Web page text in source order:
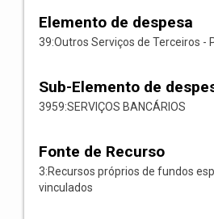
Elemento de despesa
39:Outros Serviços de Terceiros -
Sub-Elemento de
3959:SERVIÇOS BANCÁRIOS
Fonte de Recurso
3:Recursos próprios de fundos
vinculados